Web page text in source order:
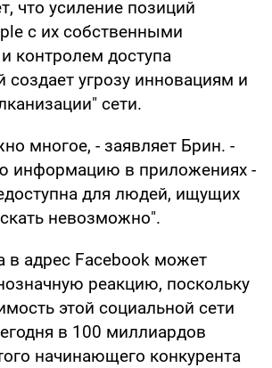
что усиление позиций
с их собственными
контролем доступа
создает угрозу инновациям и
сети.
многое, - заявляет Брин. -
информацию в приложениях -
для людей, ищущих
невозможно".
в адрес Facebook может
реакцию, поскольку
этой социальной сети
в 100 миллиардов
начинающего конкурента